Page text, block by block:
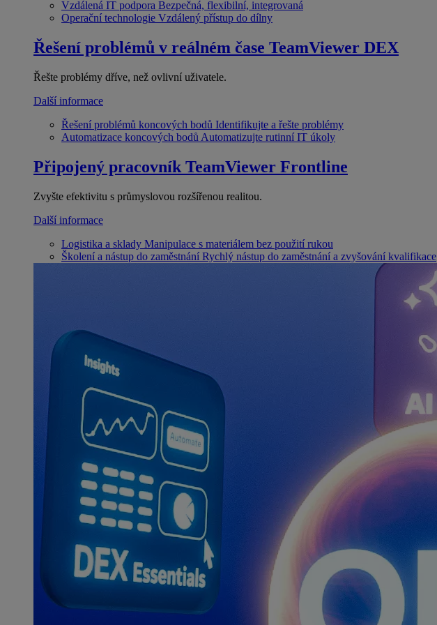
Vzdálená IT podpora Bezpečná, flexibilní, integrovaná
Operační technologie Vzdálený přístup do dílny
Řešení problémů v reálném čase TeamViewer DEX
Řešte problémy dříve, než ovlivní uživatele.
Další informace
Řešení problémů koncových bodů Identifikujte a řešte problémy
Automatizace koncových bodů Automatizujte rutinní IT úkoly
Připojený pracovník TeamViewer Frontline
Zvyšte efektivitu s průmyslovou rozšířenou realitou.
Další informace
Logistika a sklady Manipulace s materiálem bez použití rukou
Školení a nástup do zaměstnání Rychlý nástup do zaměstnání a zvyšování kvalifikace